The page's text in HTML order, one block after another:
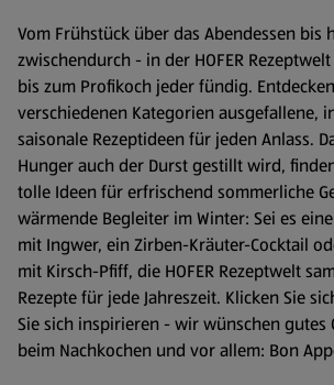
Vom Frühstück über das Abendessen bis
zwischendurch - in der HOFER
bis zum Profikoch jeder fündig.
verschiedenen Kategorien ausgefallene,
saisonale Rezeptideen für jeden Anlass.
Hunger auch der Durst gestillt wird,
tolle Ideen für erfrischend sommerliche
wärmende Begleiter im Winter: Sei es
mit Ingwer, ein Zirben-Kräuter-Cocktail
mit Kirsch-Pfiff, die HOFER Rezeptwelt
Rezepte für jede Jahreszeit. Klicken Sie
Sie sich inspirieren - wir wünschen gutes
beim Nachkochen und vor allem: Bon